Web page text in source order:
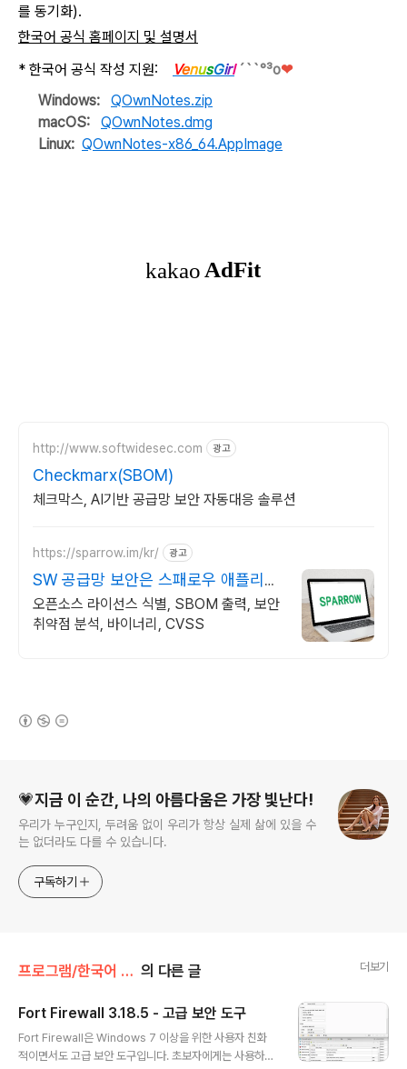
를 동기화).
한국어 공식 홈페이지 및 설명서
* 한국어 공식 작성 지원:
VenusGirl ´``°³о❤
Windows:
QOwnNotes.zip
macOS:
QOwnNotes.dmg
Linux: QOwnNotes-x86_64.AppImage
http://www.softwidesec.com 광고
Checkmarx(SBOM)
체크막스, AI기반 공급망 보안 자동대응 솔루션
https://sparrow.im/kr/ 광고
SW 공급망 보안은 스패로우 애플리케
이션 보안 전문 기업
오픈소스 라이선스 식별, SBOM 출력, 보안
취약점 분석, 바이너리, CVSS
💗지금 이 순간, 나의 아름다움은 가장 빛난다!
우리가 누구인지, 두려움 없이 우리가 항상 실제 삶에 있을 수
는 없더라도 다를 수 있습니다.
구독하기
프로그램/한국어 패치 의 다른 글 더보기
Fort Firewall 3.18.5 - 고급 보안 도구
Fort Firewall은 Windows 7 이상을 위한 사용자 친화
적이면서도 고급 보안 도구입니다. 초보자에게는 사용하기